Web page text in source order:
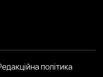
політика